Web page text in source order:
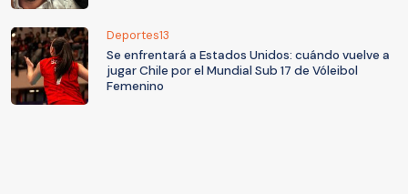
Deportes13
Se enfrentará a Estados Unidos: cuándo vuelve a
jugar Chile por el Mundial Sub 17 de Vóleibol
Femenino